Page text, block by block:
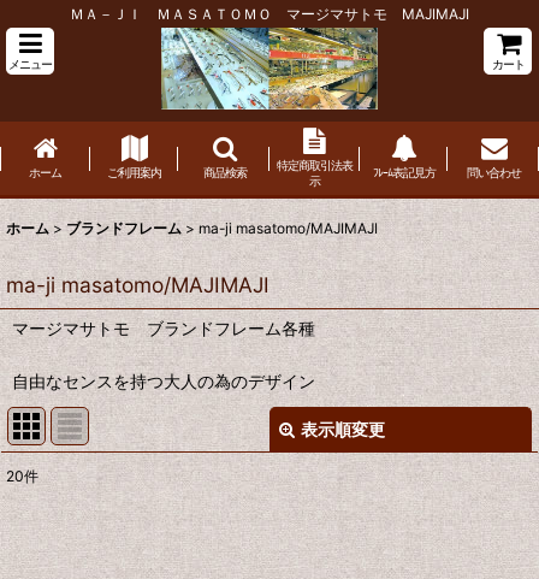
ＭＡ－ＪＩ ＭＡＳＡＴＯＭＯ マージマサトモ MAJIMAJI
メニュー カート
ホーム ご利用案内 商品検索
特定商取引法表
示
ﾌﾚｰﾑ表記見方 問い合わせ
ホーム > ブランドフレーム > ma-ji masatomo/MAJIMAJI
ma-ji masatomo/MAJIMAJI
マージマサトモ ブランドフレーム各種
自由なセンスを持つ大人の為のデザイン
表示順変更
表示数
並び順 :
20件